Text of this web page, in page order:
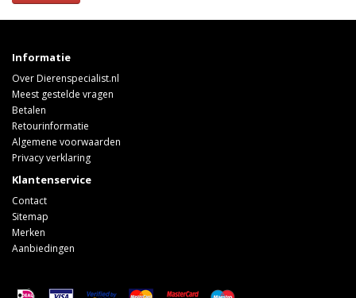
Informatie
Over Dierenspecialist.nl
Meest gestelde vragen
Betalen
Retourinformatie
Algemene voorwaarden
Privacy verklaring
Klantenservice
Contact
Sitemap
Merken
Aanbiedingen